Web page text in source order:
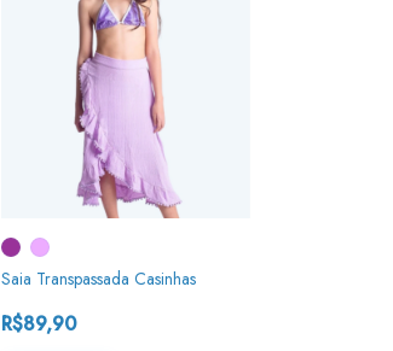
Saia Transpassada Casinhas
R$89,90